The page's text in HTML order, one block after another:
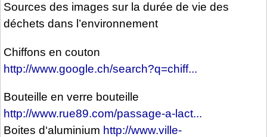
Sources des images sur la durée de vie des
déchets dans l’environnement
Chiffons en couton
http://www.google.ch/search?q=chiff...
Bouteille en verre bouteille
http://www.rue89.com/passage-a-lact...
Boites d‘aluminium http://www.ville-